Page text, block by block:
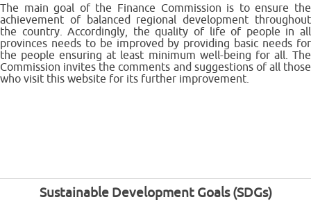
The main goal of the Finance Commission is to ensure the
achievement of balanced regional development throughout
the country. Accordingly, the quality of life of people in all
provinces needs to be improved by providing basic needs for
the people ensuring at least minimum well-being for all. The
Commission invites the comments and suggestions of all those
who visit this website for its further improvement.
Sustainable Development Goals (SDGs)